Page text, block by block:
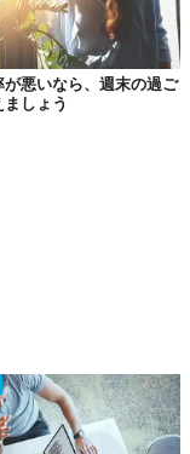
空回りしてしまい
速くタスクを処理
んでいるか」という
に変える
な概念になりがち
目標を読み上げる
決定を制御する現
タル時代の情報の
めの強力なアンカ
が悪いなら、週末の過ご
しょう